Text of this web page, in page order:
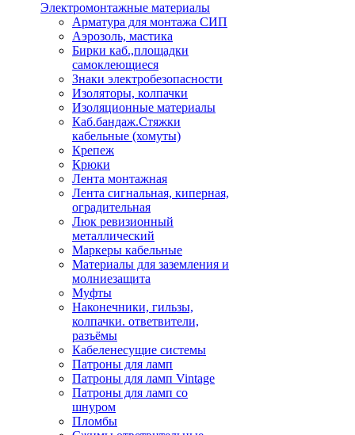
Электромонтажные материалы
Арматура для монтажа СИП
Аэрозоль, мастика
Бирки каб.,площадки
самоклеющиеся
Знаки электробезопасности
Изоляторы, колпачки
Изоляционные материалы
Каб.бандаж.Стяжки
кабельные (хомуты)
Крепеж
Крюки
Лента монтажная
Лента сигнальная, киперная,
оградительная
Люк ревизионный
металлический
Маркеры кабельные
Материалы для заземления и
молниезащита
Муфты
Наконечники, гильзы,
колпачки. ответвители,
разъёмы
Кабеленесущие системы
Патроны для ламп
Патроны для ламп Vintage
Патроны для ламп со
шнуром
Пломбы